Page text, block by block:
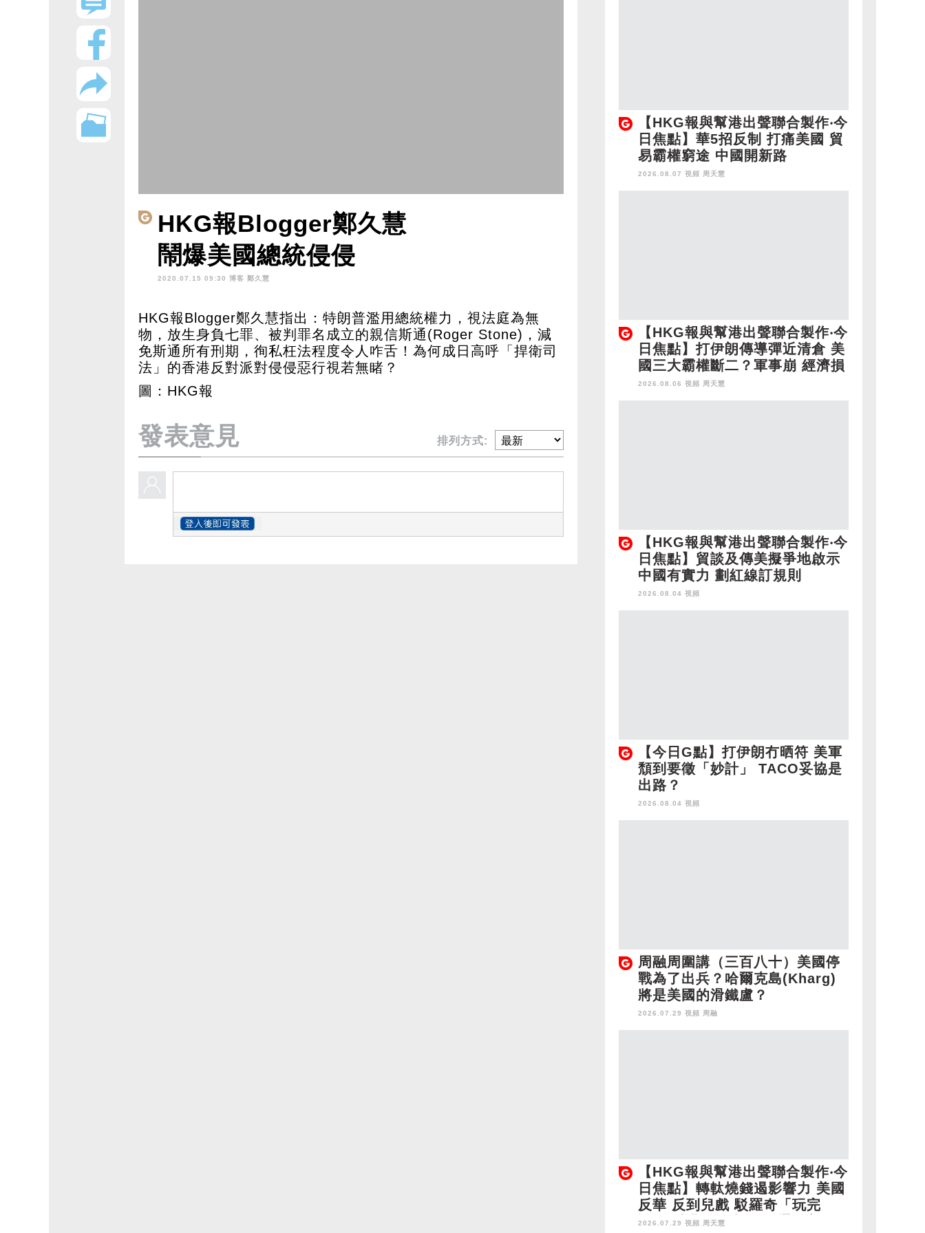
HKG報Blogger鄭久慧
鬧爆美國總統侵侵
2020.07.15 09:30 博客 鄭久慧
HKG報Blogger鄭久慧指出：特朗普濫用總統權力，視法庭為無
物，放生身負七罪、被判罪名成立的親信斯通(Roger Stone)，減
免斯通所有刑期，徇私枉法程度令人咋舌！為何成日高呼「捍衛司
法」的香港反對派對侵侵惡行視若無睹？
圖：HKG報
發表意見 排列方式:
【HKG報與幫港出聲聯合製作‧今
日焦點】華5招反制 打痛美國 貿
易霸權窮途 中國開新路
2026.08.07 視頻 周天慧
【HKG報與幫港出聲聯合製作‧今
日焦點】打伊朗傳導彈近清倉 美
國三大霸權斷二？軍事崩 經濟損
2026.08.06 視頻 周天慧
【HKG報與幫港出聲聯合製作‧今
日焦點】貿談及傳美擬爭地啟示
中國有實力 劃紅線訂規則
2026.08.04 視頻
【今日G點】打伊朗冇晒符 美軍
頹到要徵「妙計」 TACO妥協是
出路？
2026.08.04 視頻
周融周圍講（三百八十）美國停
戰為了出兵？哈爾克島(Kharg)
將是美國的滑鐵盧？
2026.07.29 視頻 周融
【HKG報與幫港出聲聯合製作‧今
日焦點】轉軚燒錢遏影響力 美國
反華 反到兒戲 駁羅奇「玩完
論」 香港唔靠中國 唔通靠美
2026.07.29 視頻 周天慧